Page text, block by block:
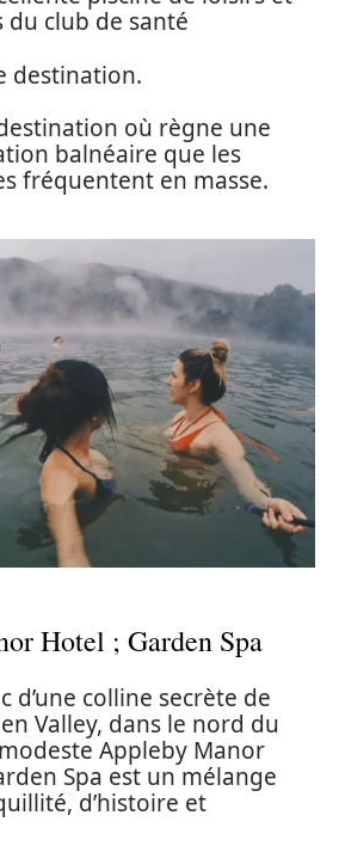
club de santé
destination.
où règne une
balnéaire que les
fréquentent en masse.
Hotel ; Garden Spa
d’une colline secrète de
Valley, dans le nord du
Appleby Manor
Spa est un mélange
d’histoire et